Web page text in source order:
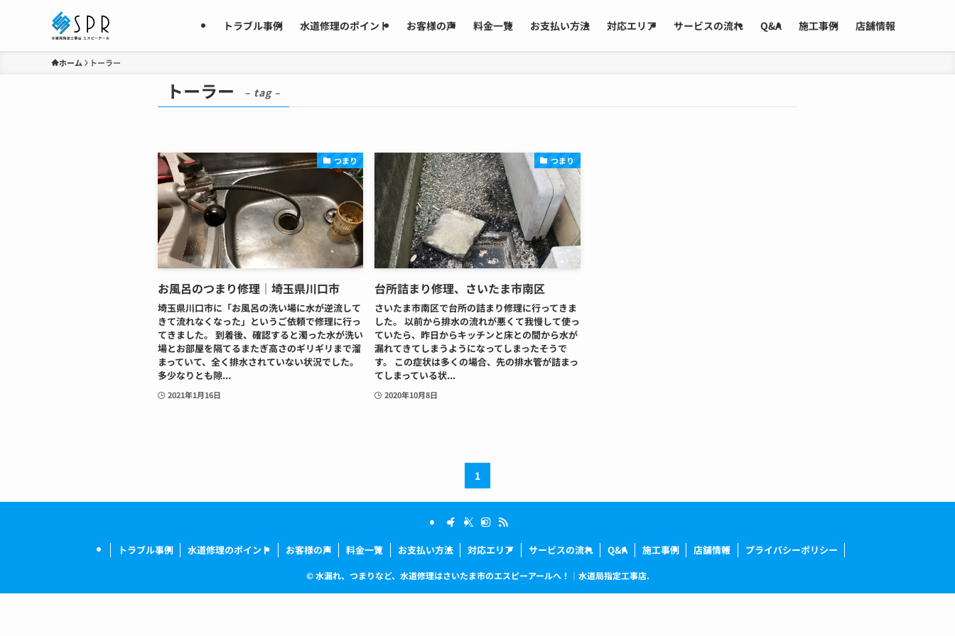
トラブル事例 水道修理のポイント お客様の声 料金一覧 お支払い方法 対応エリア サービスの流れ Q&A 施工事例 店舗情報
ホーム トーラー
トーラー – tag –
つまり
お風呂のつまり修理｜埼玉県川口市
埼玉県川口市に「お風呂の洗い場に水が逆流して
きて流れなくなった」というご依頼で修理に行っ
てきました。 到着後、確認すると濁った水が洗い
場とお部屋を隔てるまたぎ高さのギリギリまで溜
まっていて、全く排水されていない状況でした。
多少なりとも隙...
2021年1月16日
つまり
台所詰まり修理、さいたま市南区
さいたま市南区で台所の詰まり修理に行ってきま
した。 以前から排水の流れが悪くて我慢して使っ
ていたら、昨日からキッチンと床との間から水が
漏れてきてしまうようになってしまったそうで
す。 この症状は多くの場合、先の排水管が詰まっ
てしまっている状...
2020年10月8日
1
トラブル事例 水道修理のポイント お客様の声 料金一覧 お支払い方法 対応エリア サービスの流れ Q&A 施工事例 店舗情報 プライバシーポリシー
©水漏れ、つまりなど、水道修理はさいたま市のエスピーアールへ！｜水道局指定工事店.